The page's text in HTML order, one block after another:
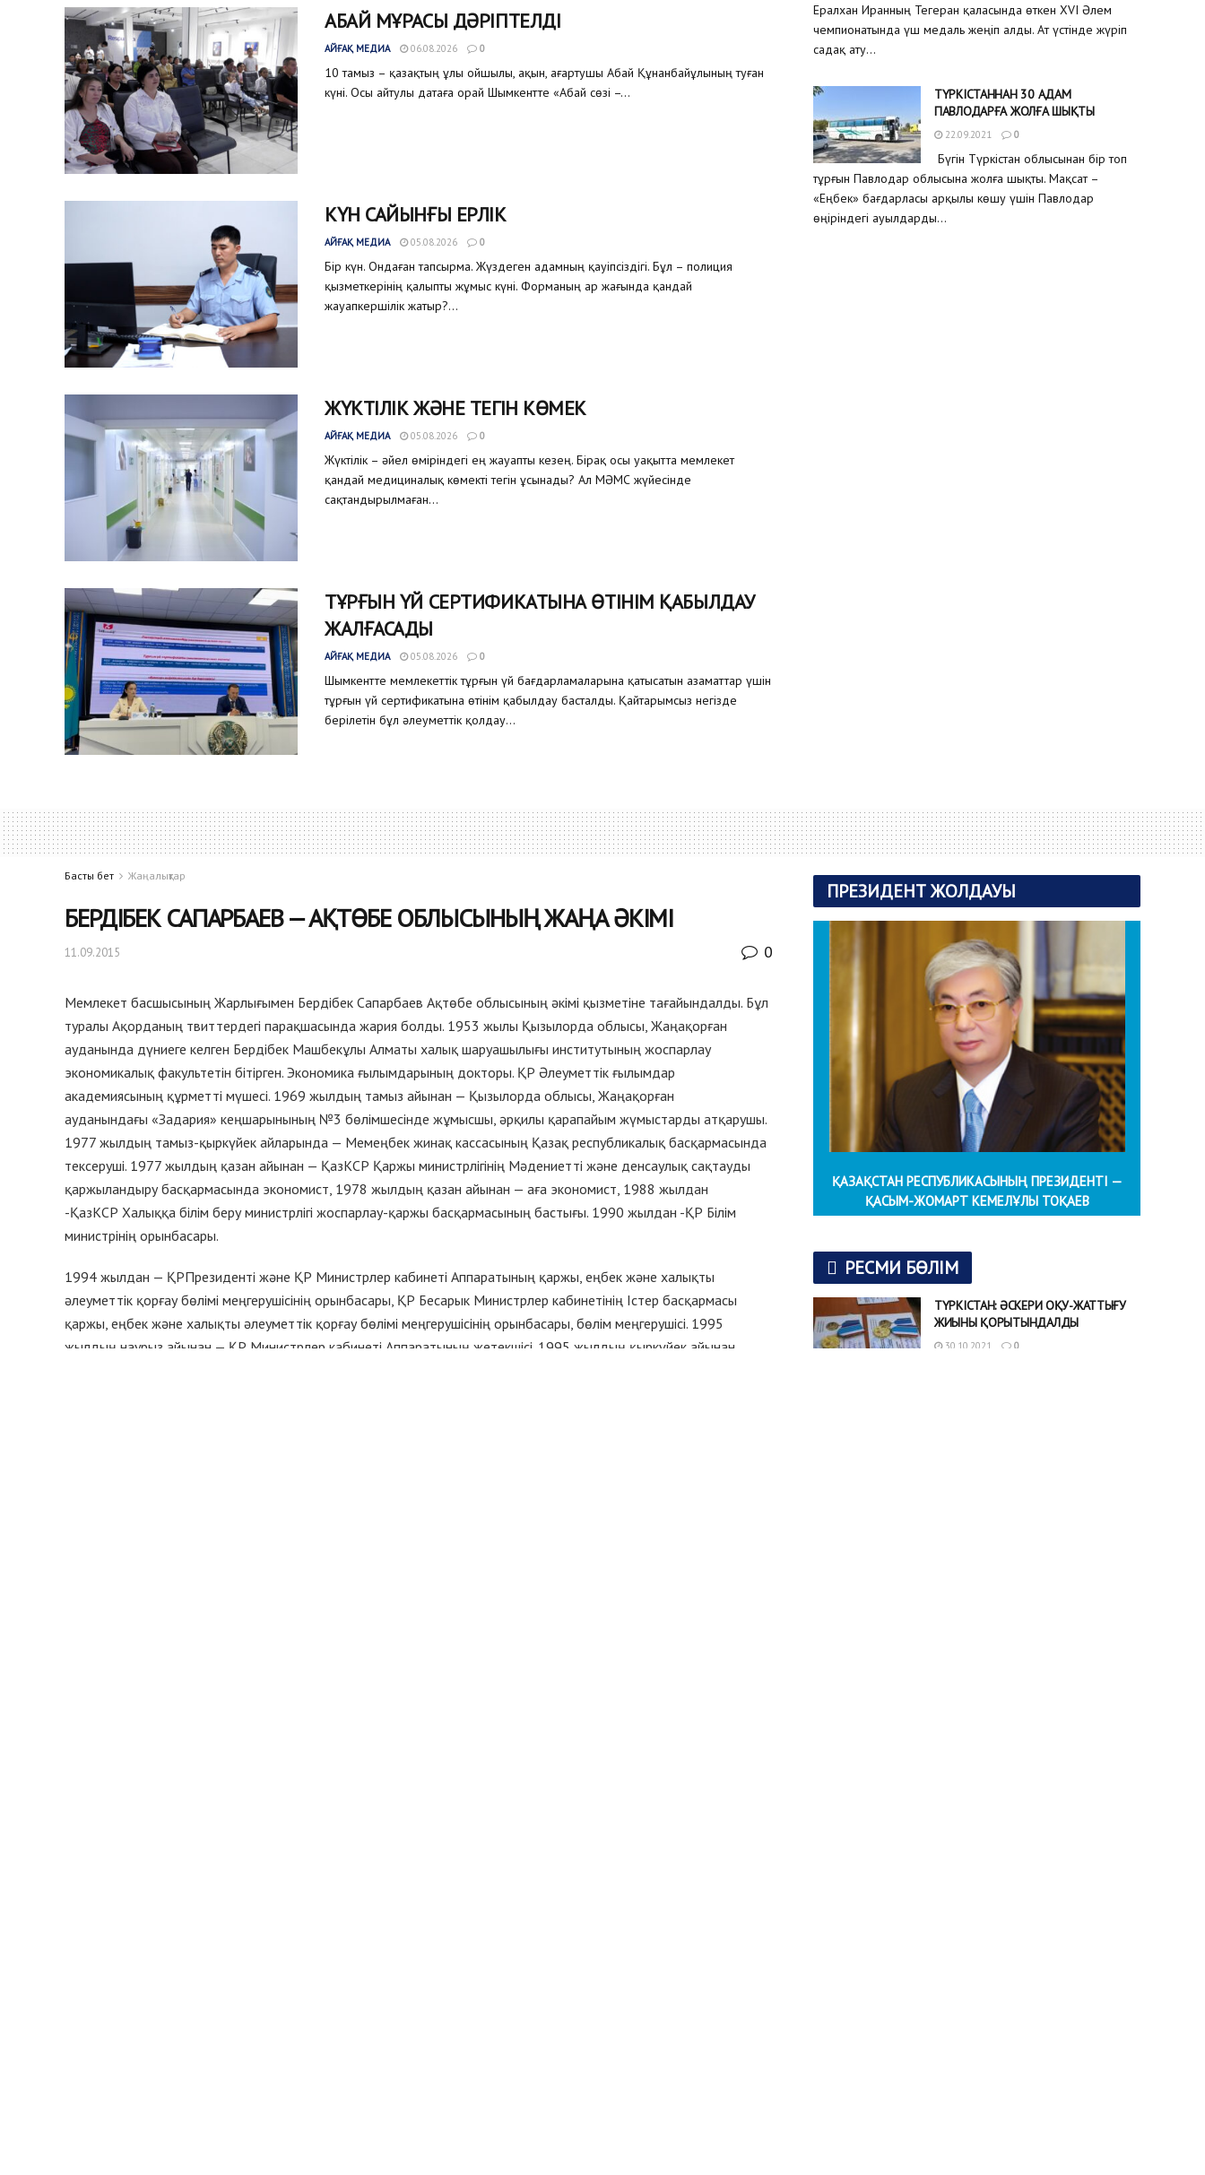
АБАЙ МҰРАСЫ ДӘРІПТЕЛДІ
АЙҒАҚ МЕДИА 06.08.2026 0
10 тамыз – қазақтың ұлы ойшылы, ақын, ағартушы Абай Құнанбайұлының туған
күні. Осы айтулы датаға орай Шымкентте «Абай сөзі –...
КҮН САЙЫНҒЫ ЕРЛІК
АЙҒАҚ МЕДИА 05.08.2026 0
Бір күн. Ондаған тапсырма. Жүздеген адамның қауіпсіздігі. Бұл – полиция
қызметкерінің қалыпты жұмыс күні. Форманың ар жағында қандай
жауапкершілік жатыр?...
ЖҮКТІЛІК ЖӘНЕ ТЕГІН КӨМЕК
АЙҒАҚ МЕДИА 05.08.2026 0
Жүктілік – әйел өміріндегі ең жауапты кезең. Бірақ осы уақытта мемлекет
қандай медициналық көмекті тегін ұсынады? Ал МӘМС жүйесінде
сақтандырылмаған...
ТҰРҒЫН ҮЙ СЕРТИФИКАТЫНА ӨТІНІМ ҚАБЫЛДАУ
ЖАЛҒАСАДЫ
АЙҒАҚ МЕДИА 05.08.2026 0
Шымкентте мемлекеттік тұрғын үй бағдарламаларына қатысатын азаматтар үшін
тұрғын үй сертификатына өтінім қабылдау басталды. Қайтарымсыз негізде
берілетін бұл әлеуметтік қолдау...
Ералхан Иранның Тегеран қаласында өткен XVI Әлем
чемпионатында үш медаль жеңіп алды. Ат үстінде жүріп
садақ ату...
ТҮРКІСТАННАН 30 АДАМ
ПАВЛОДАРҒА ЖОЛҒА ШЫҚТЫ
22.09.2021 0
Бүгін Түркістан облысынан бір топ
тұрғын Павлодар облысына жолға шықты. Мақсат –
«Еңбек» бағдарласы арқылы көшу үшін Павлодар
өңіріндегі ауылдарды...
Басты бет Жаңалықтар
БЕРДІБЕК САПАРБАЕВ — АҚТӨБЕ ОБЛЫСЫНЫҢ ЖАҢА ӘКІМІ
11.09.2015 0
Мемлекет басшысының Жарлығымен Бердібек Сапарбаев Ақтөбе облысының әкімі қызметіне тағайындалды. Бұл
туралы Ақорданың твиттердегі парақшасында жария болды. 1953 жылы Қызылорда облысы, Жаңақорған
ауданында дүниеге келген Бердібек Машбекұлы Алматы халық шаруашылығы институтының жоспарлау
экономикалық факультетін бітірген. Экономика ғылымдарының докторы. ҚР Әлеуметтік ғылымдар
академиясының құрметті мүшесі. 1969 жылдың тамыз айынан — Қызылорда облысы, Жаңақорған
ауданындағы «Задария» кеңшарынының №3 бөлімшесінде жұмысшы, әрқилы қарапайым жүмыстарды атқарушы.
1977 жылдың тамыз-қыркүйек айларында — Мемеңбек жинақ кассасының Қазақ республикалық басқармасында
тексеруші. 1977 жылдың қазан айынан — ҚазКСР Қаржы министрлігінің Мәдениетті және денсаулық сақтауды
қаржыландыру басқармасында экономист, 1978 жылдың қазан айынан — аға экономист, 1988 жылдан
-ҚазКСР Халыққа білім беру министрлігі жоспарлау-қаржы басқармасының бастығы. 1990 жылдан -ҚР Білім
министрінің орынбасары.
1994 жылдан — ҚРПрезиденті және ҚР Министрлер кабинеті Аппаратының қаржы, еңбек және халықты
әлеуметтік қорғау бөлімі меңгерушісінің орынбасары, ҚР Бесарык Министрлер кабинетінің Істер басқармасы
қаржы, еңбек және халықты әлеуметтік қорғау бөлімі меңгерушісінің орынбасары, бөлім меңгерушісі. 1995
жылдың наурыз айынан — ҚР Министрлер кабинеті Аппаратының жетекшісі. 1995 жылдың қыркүйек айынан
ПРЕЗИДЕНТ ЖОЛДАУЫ
ҚАЗАҚСТАН РЕСПУБЛИКАСЫНЫҢ ПРЕЗИДЕНТІ —
ҚАСЫМ-ЖОМАРТ КЕМЕЛҰЛЫ ТОҚАЕВ
РЕСМИ БӨЛІМ
ТҮРКІСТАН: ӘСКЕРИ ОҚУ-ЖАТТЫҒУ
ЖИЫНЫ ҚОРЫТЫНДАЛДЫ
30.10.2021 0